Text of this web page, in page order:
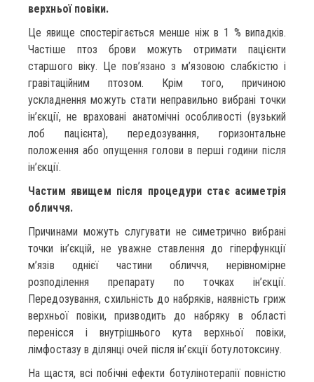
верхньої повіки.
Це явище спостерігається менше ніж в 1 % випадків.
Частіше птоз брови можуть отримати пацієнти
старшого віку. Це пов’язано з м’язовою слабкістю і
гравітаційним птозом. Крім того, причиною
ускладнення можуть стати неправильно вибрані точки
ін’єкції, не враховані анатомічні особливості (вузький
лоб пацієнта), передозування, горизонтальне
положення або опущення голови в перші години після
ін’єкції.
Частим явищем після процедури стає асиметрія
обличчя.
Причинами можуть слугувати не симетрично вибрані
точки ін’єкцій, не уважне ставлення до гіперфункції
м’язів однієї частини обличчя, нерівномірне
розподілення препарату по точках ін’єкції.
Передозування, схильність до набряків, наявність гриж
верхньої повіки, призводить до набряку в області
перенісся і внутрішнього кута верхньої повіки,
лімфостазу в ділянці очей після ін’єкції ботулотоксину.
На щастя, всі побічні ефекти ботулінотерапії повністю